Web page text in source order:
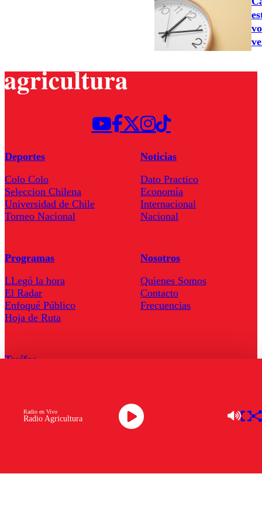
Radio Agricultura
Radio en Vivo
Deportes
Colo Colo
Seleccion Chilena
Universidad de Chile
Torneo Nacional
Noticias
Dato Practico
Economía
Internacional
Nacional
Programas
LLegó la hora
El Radar
Enfoqué Público
Hoja de Ruta
Nosotros
Quienes Somos
Contacto
Frecuencias
Tarifas
Descarga la APP